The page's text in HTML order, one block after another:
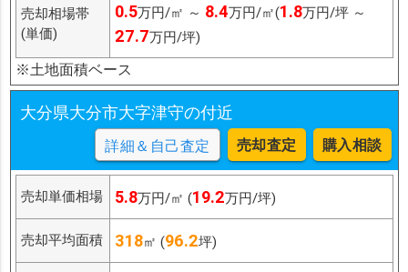
売却相場帯
(単価)
0.5万円/㎡ ～ 8.4万円/㎡(1.8万円/坪 ～
27.7万円/坪)
※土地面積ベース
大分県大分市大字津守の付近
詳細＆自己査定 売却査定 購入相談
売却単価相場 5.8万円/㎡ (19.2万円/坪)
売却平均面積 318㎡ (96.2坪)